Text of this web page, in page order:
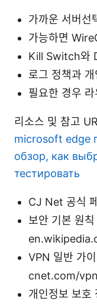
가까운 서버선
가능하면
Kill Switch와
로그 정책과
필요한 경우
리소스 및 참고
microsoft edge
обзор, как
тестировать
CJ Net 공식
보안 기본 원
VPN 일반 가
cnet.com/vpn
개인정보 보호